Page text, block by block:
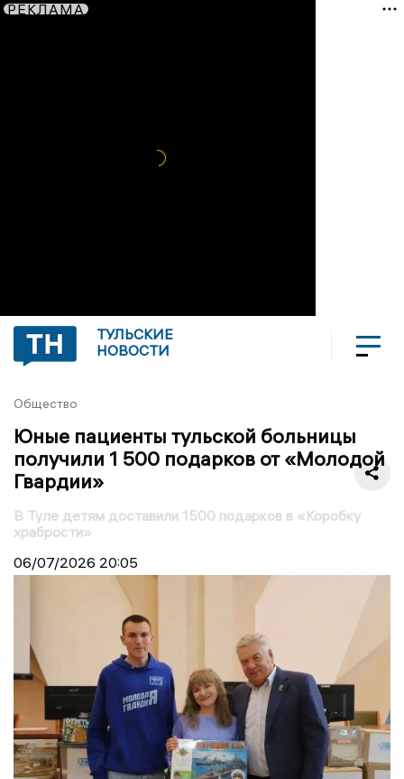
РЕКЛАМА
ТУЛЬСКИЕ
НОВОСТИ
Общество
Юные пациенты тульской больницы
получили 1 500 подарков от «Молодой
Гвардии»
В Туле детям доставили 1500 подарков в «Коробку
храбрости»
06/07/2026 20:05